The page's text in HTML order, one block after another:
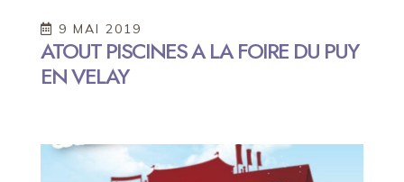
9 MAI 2019
ATOUT PISCINES A LA FOIRE DU PUY
EN VELAY